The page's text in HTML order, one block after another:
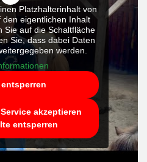
Platzhalterinhalt von
den eigentlichen Inhalt
Sie auf die Schaltfläche
Sie, dass dabei Daten
werden.
akzeptieren
entsperren